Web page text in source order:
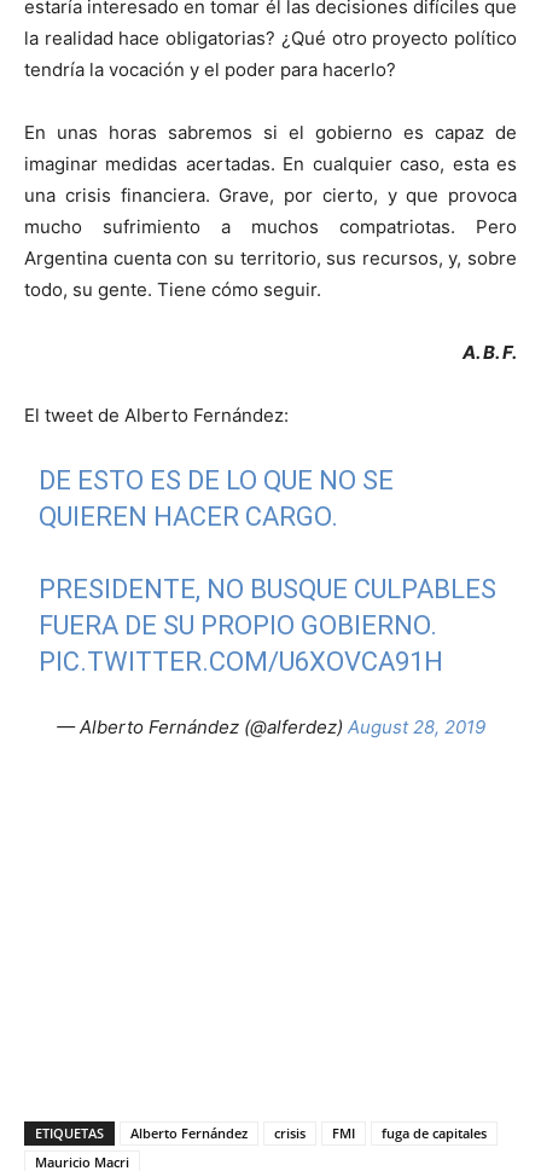
estaría interesado en tomar él las decisiones difíciles que
la realidad hace obligatorias? ¿Qué otro proyecto político
tendría la vocación y el poder para hacerlo?
En unas horas sabremos si el gobierno es capaz de
imaginar medidas acertadas. En cualquier caso, esta es
una crisis financiera. Grave, por cierto, y que provoca
mucho sufrimiento a muchos compatriotas. Pero
Argentina cuenta con su territorio, sus recursos, y, sobre
todo, su gente. Tiene cómo seguir.
A. B. F.
El tweet de Alberto Fernández:
DE ESTO ES DE LO QUE NO SE
QUIEREN HACER CARGO.
PRESIDENTE, NO BUSQUE CULPABLES
FUERA DE SU PROPIO GOBIERNO.
PIC.TWITTER.COM/U6XOVCA91H
— Alberto Fernández (@alferdez) August 28, 2019
ETIQUETAS Alberto Fernández crisis FMI
fuga de capitales
Mauricio Macri